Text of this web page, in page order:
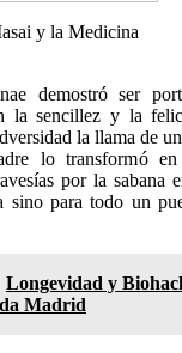
y la Medicina
demostró ser
la sencillez y la
la llama de
lo transformó
por la sabana
sino para todo un
Longevidad y
Madrid